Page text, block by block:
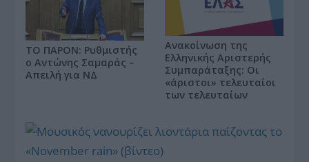
ΤΟ ΠΑΡΟΝ: Ρυθμιστής
ο Αντώνης Σαμαράς –
Απειλή για ΝΔ
Ανακοίνωση της
Ελληνικής Αριστερής
Συμπαράταξης: Οι
«άριστοι» τελευταίοι
των τελευταίων